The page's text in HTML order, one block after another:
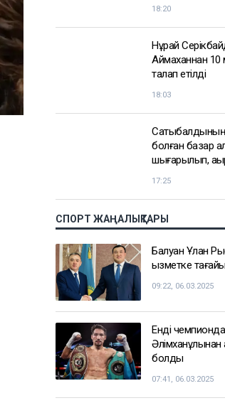
18:20
Нұрай
Аймаханнан 10
талап етілді
18:03
Сатыбалдының
болған базар
шығарылып,
17:25
СПОРТ ЖАҢАЛЫҚТАРЫ
Балуан Ұлан
қызметке
09:22, 06.03.2025
Енді
Әлімханұлынан
болды
07:41, 06.03.2025